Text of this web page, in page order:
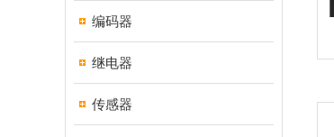
编码器
继电器
传感器